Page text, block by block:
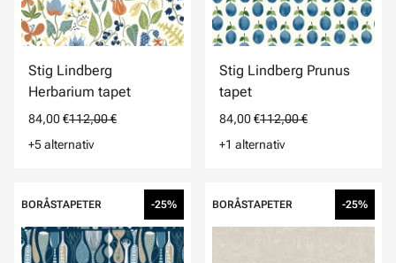
Stig Lindberg
Herbarium tapet
84,00 €112,00 €
+5 alternativ
Stig Lindberg Prunus
tapet
84,00 €112,00 €
+1 alternativ
BORÅSTAPETER -25% BORÅSTAPETER -25%